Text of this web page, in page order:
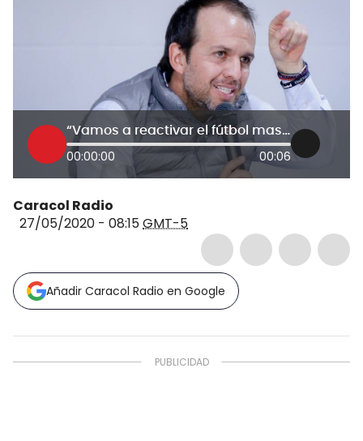
“Vamos a reactivar el fútbol masculino en agosto y el femenino en septiembre”
00:00:00 00:06
Caracol Radio
27/05/2020 - 08:15GMT-5
Añadir Caracol Radio en Google